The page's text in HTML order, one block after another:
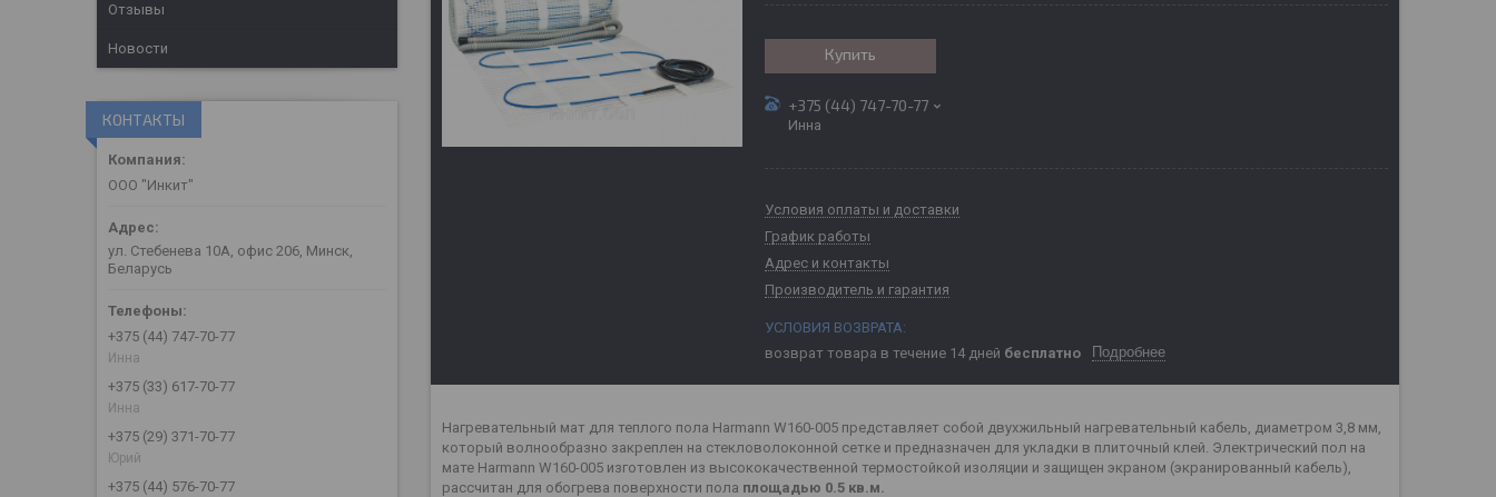
Купить
+375 (44) 747-70-77
Инна
Условия оплаты и доставки
График работы
Адрес и контакты
Производитель и гарантия
возврат товара в течение 14 дней бесплатно Подробнее
Нагревательный мат для теплого пола Harmann W160-005 представляет собой двухжильный нагревательный кабель, диаметром 3,8 мм,
который волнообразно закреплен на стекловолоконной сетке и предназначен для укладки в плиточный клей. Электрический пол на
мате Harmann W160-005 изготовлен из высококачественной термостойкой изоляции и защищен экраном (экранированный кабель),
рассчитан для обогрева поверхности пола площадью 0.5 кв.м.
Отзывы
Новости
КОНТАКТЫ
ООО "Инкит"
ул. Стебенева 10А, офис 206, Минск,
Беларусь
+375 (44) 747-70-77
Инна
+375 (33) 617-70-77
Инна
+375 (29) 371-70-77
Юрий
+375 (44) 576-70-77